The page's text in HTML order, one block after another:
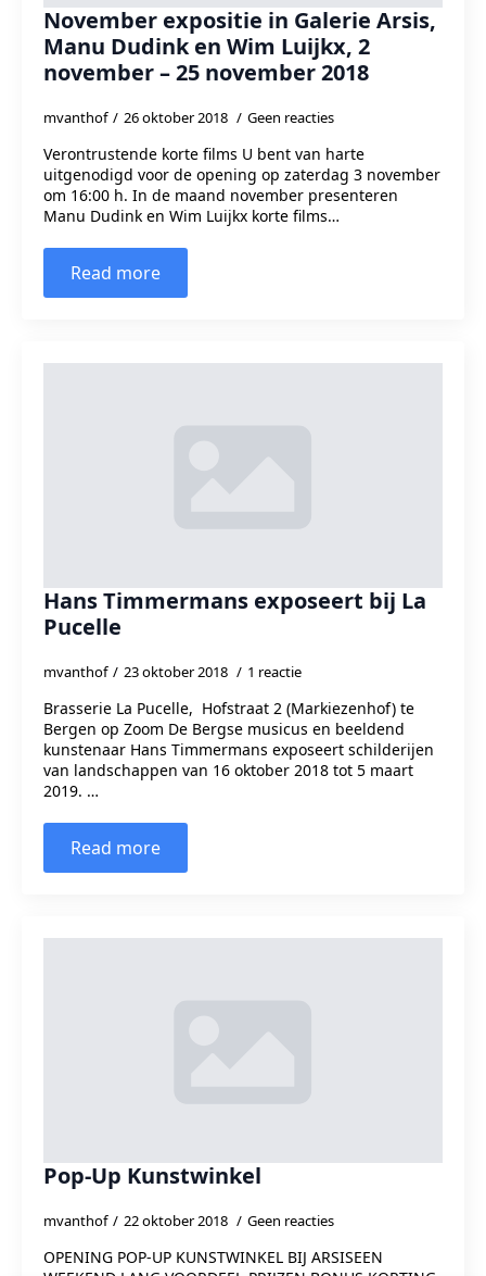
November expositie in Galerie Arsis,
Manu Dudink en Wim Luijkx, 2
november – 25 november 2018
mvanthof 26 oktober 2018 Geen reacties
Verontrustende korte films U bent van harte
uitgenodigd voor de opening op zaterdag 3 november
om 16:00 h. In de maand november presenteren
Manu Dudink en Wim Luijkx korte films…
Read more
Hans Timmermans exposeert bij La
Pucelle
mvanthof 23 oktober 2018 1 reactie
Brasserie La Pucelle, Hofstraat 2 (Markiezenhof) te
Bergen op Zoom De Bergse musicus en beeldend
kunstenaar Hans Timmermans exposeert schilderijen
van landschappen van 16 oktober 2018 tot 5 maart
2019. …
Read more
Pop-Up Kunstwinkel
mvanthof 22 oktober 2018 Geen reacties
OPENING POP-UP KUNSTWINKEL BIJ ARSISEEN